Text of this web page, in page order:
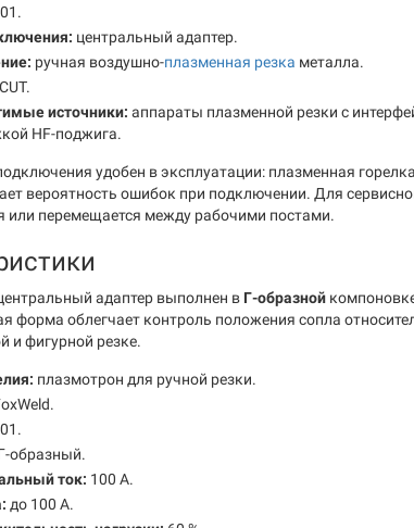
центральный адаптер.
ручная воздушно-плазменная резка металла.
CUT.
источники: аппараты плазменной резки с
HF-поджига.
удобен в эксплуатации: плазменная
вероятность ошибок при подключении. Для
или перемещается между рабочими постами.
адаптер выполнен в Г-образной
форма облегчает контроль положения сопла
и фигурной резке.
плазмотрон для ручной резки.
образный.
ток: 100 А.
до 100 А.